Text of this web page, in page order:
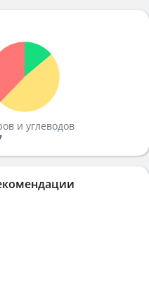
и углеводов